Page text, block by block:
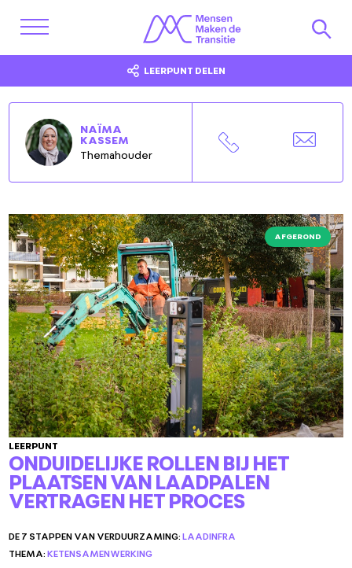
LEERPUNT DELEN
NAÏMA
KASSEM
Themahouder
AFGEROND
LEERPUNT
ONDUIDELIJKE ROLLEN BIJ HET
PLAATSEN VAN LAADPALEN
VERTRAGEN HET PROCES
DE 7 STAPPEN VAN VERDUURZAMING:LAADINFRA
THEMA:KETENSAMENWERKING